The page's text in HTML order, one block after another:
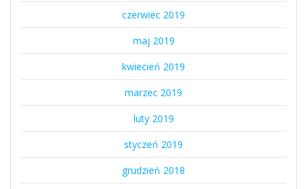
czerwiec 2019
maj 2019
kwiecień 2019
marzec 2019
luty 2019
styczeń 2019
grudzień 2018